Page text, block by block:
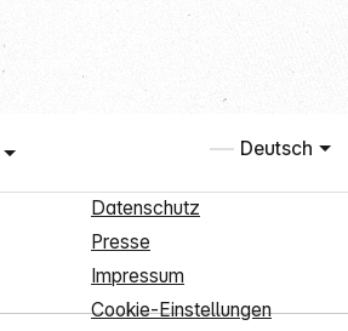
Deutsch
Datenschutz
Presse
Impressum
Cookie-Einstellungen